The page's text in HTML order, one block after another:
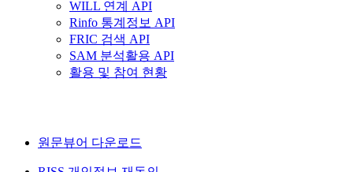
WILL 연계 API
Rinfo 통계정보 API
FRIC 검색 API
SAM 분석활용 API
활용 및 참여 현황
원문뷰어 다운로드